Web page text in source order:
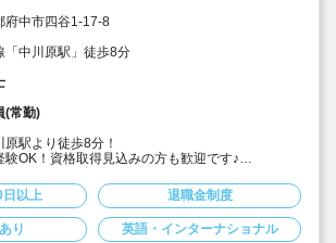
府中市四谷1-17-8
「中川原駅」徒歩8分
(常勤)
駅より徒歩8分！
OK！資格取得見込みの方も歓迎です♪
3回，昇給年1回☆
日120日！残業・持ち帰り仕事もなく、家庭や
ベートと両立しやすい♪
社宅制度あり！
以上 退職金制度
り 英語・インターナショナル